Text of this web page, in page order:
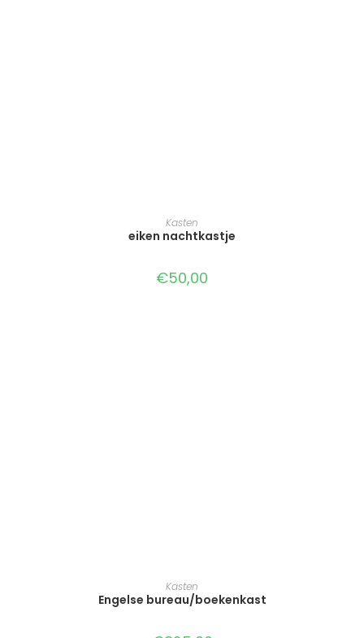
TOEVOEGEN AAN WINKELWAGEN
Kasten
eiken nachtkastje
€50,00
TOEVOEGEN AAN WINKELWAGEN
Kasten
Engelse bureau/boekenkast